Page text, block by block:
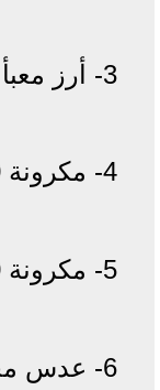
3- أرز معبأ 1 كجم بسعر 10.50 جنيه.
4- مكرونة 800 جم بسعر 10.5 جنيه.
5- مكرونة 400 جم بسعر 5.25 جنيه.